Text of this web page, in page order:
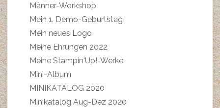
Männer-Workshop
Mein 1. Demo-Geburtstag
Mein neues Logo
Meine Ehrungen 2022
Meine Stampin'Up!-Werke
Mini-Album
MINIKATALOG 2020
Minikatalog Aug-Dez 2020